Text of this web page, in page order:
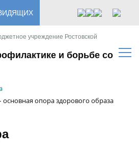
учреждение Ростовской
и борьбе со
основная опора здорового образа